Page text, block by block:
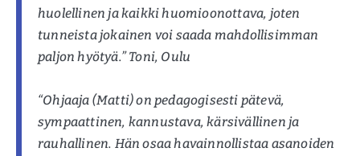
huolellinen ja kaikki huomioonottava, joten
tunneista jokainen voi saada mahdollisimman
paljon hyötyä.” Toni, Oulu
“Ohjaaja (Matti) on pedagogisesti pätevä,
sympaattinen, kannustava, kärsivällinen ja
rauhallinen. Hän osaa havainnollistaa asanoiden